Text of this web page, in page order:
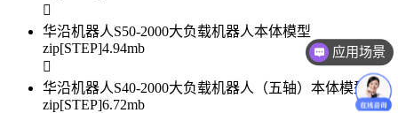
华沿机器人S50-2000大负载机器人本体模型
zip[STEP]4.94mb
华沿机器人S40-2000大负载机器人（五轴）本体模型
zip[STEP]6.72mb
价格咨询